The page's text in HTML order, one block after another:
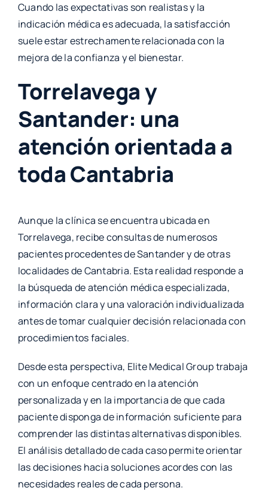
Cuando las expectativas son realistas y la
indicación médica es adecuada, la satisfacción
suele estar estrechamente relacionada con la
mejora de la confianza y el bienestar.
Torrelavega y
Santander: una
atención orientada a
toda Cantabria
Aunque la clínica se encuentra ubicada en
Torrelavega, recibe consultas de numerosos
pacientes procedentes de Santander y de otras
localidades de Cantabria. Esta realidad responde a
la búsqueda de atención médica especializada,
información clara y una valoración individualizada
antes de tomar cualquier decisión relacionada con
procedimientos faciales.
Desde esta perspectiva, Elite Medical Group trabaja
con un enfoque centrado en la atención
personalizada y en la importancia de que cada
paciente disponga de información suficiente para
comprender las distintas alternativas disponibles.
El análisis detallado de cada caso permite orientar
las decisiones hacia soluciones acordes con las
necesidades reales de cada persona.